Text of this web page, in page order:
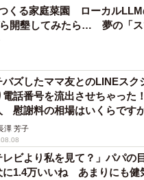
くる家庭菜園 ローカル
開墾してみたら… 夢の「ス
バズしたママ友とのLINEス
電話番号を流出させちゃった
慰謝料の相場はいくらです
澤 芳子
レビより私を見て？」パパの
に1.4万いいね あまりにも健